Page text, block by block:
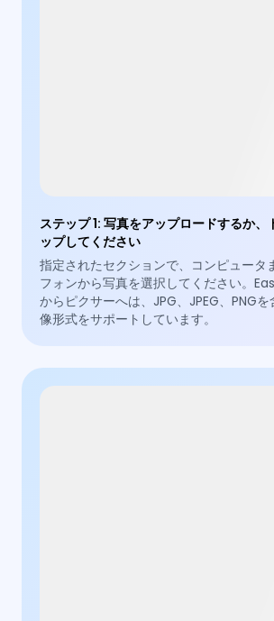
ステップ 1:写真をアップロードするか、
ップしてください
指定されたセクションで、コンピュータ
フォンから写真を選択してください。
からピクサーへは、JPG、JPEG、PNG
像形式をサポートしています。